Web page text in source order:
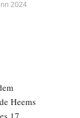
2024
Heems